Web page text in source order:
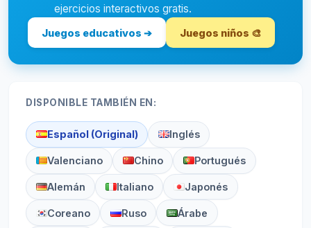
ejercicios interactivos gratis.
Juegos educativos ➔ Juegos niños 🎨
DISPONIBLE TAMBIÉN EN:
Español (Original) Inglés
Valenciano Chino Portugués
Alemán Italiano Japonés
Coreano Ruso Árabe